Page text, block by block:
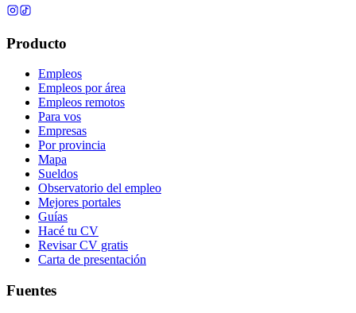
Producto
Empleos
Empleos por área
Empleos remotos
Para vos
Empresas
Por provincia
Mapa
Sueldos
Observatorio del empleo
Mejores portales
Guías
Hacé tu CV
Revisar CV gratis
Carta de presentación
Fuentes